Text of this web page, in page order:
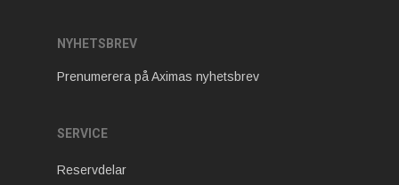
NYHETSBREV
Prenumerera på Aximas nyhetsbrev
SERVICE
Reservdelar